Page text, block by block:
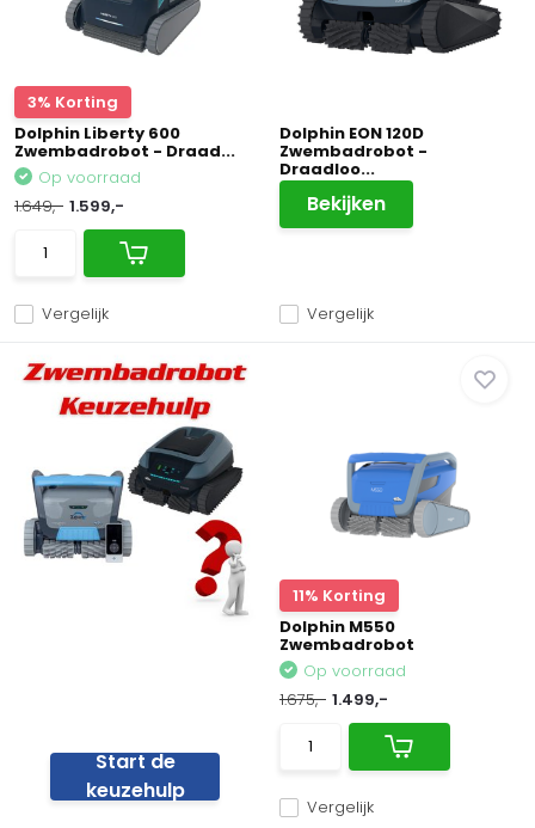
3% Korting
Dolphin Liberty 600
Zwembadrobot - Draad...
Vergelijk
Op voorraad
1.649,- 1.599,-
Dolphin EON 120D
Zwembadrobot -
Draadloo...
Vergelijk
Bekijken
Start de
keuzehulp
11% Korting
Dolphin M550
Zwembadrobot
Vergelijk
Op voorraad
1.675,- 1.499,-